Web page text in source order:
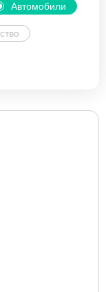
Автомобили